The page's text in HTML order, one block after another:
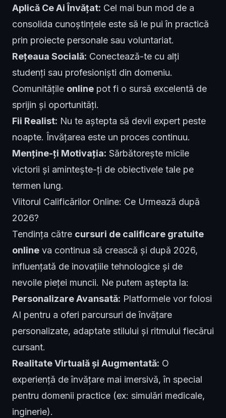
Aplică Ce Ai Învățat: Cel mai bun mod de a
consolida cunoștințele este să le pui în practică
prin proiecte personale sau voluntariat.
Rețeaua Socială: Conectează-te cu alți
studenți sau profesioniști din domeniu.
Comunitățile online pot fi o sursă excelentă de
sprijin și oportunități.
Fii Realist: Nu te aștepta să devii expert peste
noapte. Învățarea este un proces continuu.
Menține-ți Motivația: Sărbătorește micile
victorii și amintește-ți de obiectivele tale pe
termen lung.
Viitorul Calificărilor Online: Ce Urmează după
2026?
Tendința către cursuri de calificare gratuite
online va continua să crească și după 2026,
influențată de inovațiile tehnologice și de
nevoile pieței muncii. Ne putem aștepta la:
Personalizare Avansată: Platformele vor folosi
AI pentru a oferi parcursuri de învățare
personalizate, adaptate stilului și ritmului fiecărui
cursant.
Realitate Virtuală și Augmentată: O
experiență de învățare mai imersivă, în special
pentru domenii practice (ex: simulări medicale,
inginerie).